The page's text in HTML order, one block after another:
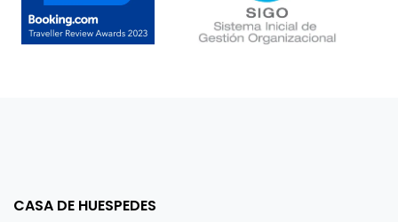
CASA DE HUESPEDES